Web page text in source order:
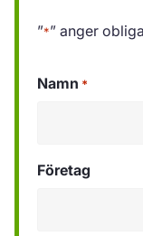
”*” anger
Namn *
Företag